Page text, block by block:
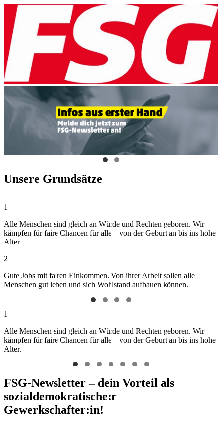
Unsere Grundsätze
1
Alle Menschen sind gleich an Würde und Rechten geboren. Wir
kämpfen für faire Chancen für alle – von der Geburt an bis ins hohe
Alter.
2
Gute Jobs mit fairen Einkommen. Von ihrer Arbeit sollen alle
Menschen gut leben und sich Wohlstand aufbauen können.
1
Alle Menschen sind gleich an Würde und Rechten geboren. Wir
kämpfen für faire Chancen für alle – von der Geburt an bis ins hohe
Alter.
FSG-Newsletter – dein Vorteil als
sozialdemokratische:r
Gewerkschafter:in!